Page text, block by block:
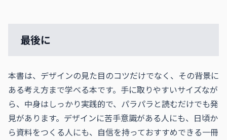
最後に
本書は、デザインの見た目のコツだけでなく、その背景に
ある考え方まで学べる本です。手に取りやすいサイズなが
ら、中身はしっかり実践的で、パラパラと読むだけでも発
見があります。デザインに苦手意識がある人にも、日頃か
ら資料をつくる人にも、自信を持っておすすめできる一冊